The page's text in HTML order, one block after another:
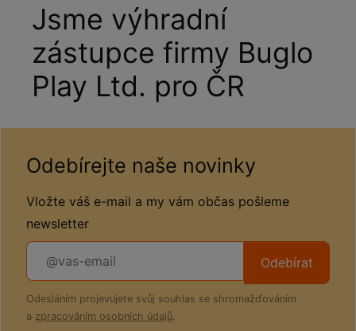
Jsme výhradní
zástupce firmy Buglo
Play Ltd. pro ČR
Odebírejte naše novinky
Vložte váš e-mail a my vám občas pošleme
newsletter
Odebírat
Odesláním projevujete svůj souhlas se shromažďováním
a zpracováním osobních údajů.